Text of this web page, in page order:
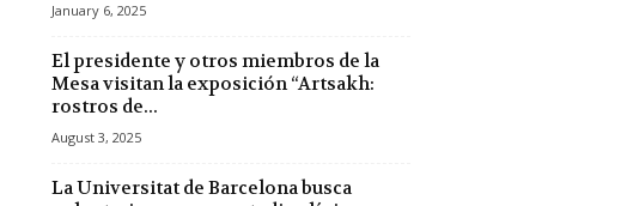
January 6, 2025
El presidente y otros miembros de la
Mesa visitan la exposición “Artsakh:
rostros de...
August 3, 2025
La Universitat de Barcelona busca